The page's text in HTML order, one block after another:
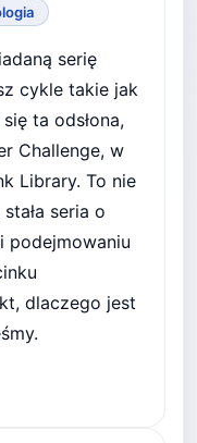
serię
cykle takie jak
ta odsłona,
Challenge, w
Library. To nie
seria o
podejmowaniu
dlaczego jest